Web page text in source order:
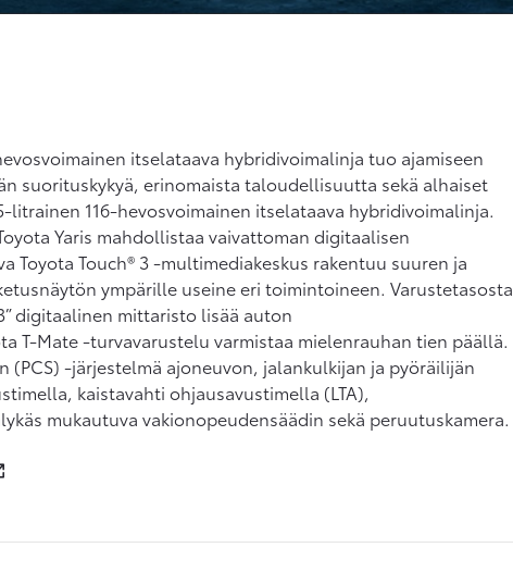
itselataava hybridivoimalinja tuo ajamiseen
suorituskykyä, erinomaista taloudellisuutta sekä alhaiset
litrainen 116-hevosvoimainen itselataava hybridivoimalinja.
Yaris mahdollistaa vaivattoman digitaalisen
Toyota Touch® 3 -multimediakeskus rakentuu suuren ja
ympärille useine eri toimintoineen. Varustetasosta
digitaalinen mittaristo lisää auton
T-Mate -turvavarustelu varmistaa mielenrauhan tien päällä.
(PCS) -järjestelmä ajoneuvon, jalankulkijan ja pyöräilijän
kaistavahti ohjausavustimella (LTA),
mukautuva vakionopeudensäädin sekä peruutuskamera.